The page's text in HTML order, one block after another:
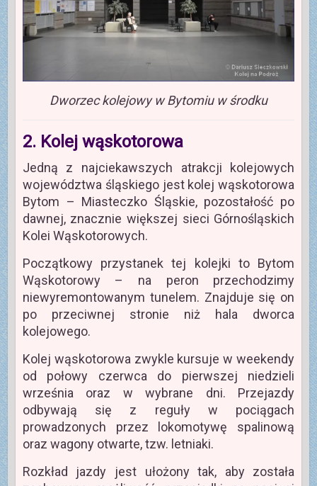
Dworzec kolejowy w Bytomiu w środku
2. Kolej wąskotorowa
Jedną z najciekawszych atrakcji kolejowych
województwa śląskiego jest kolej wąskotorowa
Bytom – Miasteczko Śląskie, pozostałość po
dawnej, znacznie większej sieci Górnośląskich
Kolei Wąskotorowych.
Początkowy przystanek tej kolejki to Bytom
Wąskotorowy – na peron przechodzimy
niewyremontowanym tunelem. Znajduje się on
po przeciwnej stronie niż hala dworca
kolejowego.
Kolej wąskotorowa zwykle kursuje w weekendy
od połowy czerwca do pierwszej niedzieli
września oraz w wybrane dni. Przejazdy
odbywają się z reguły w pociągach
prowadzonych przez lokomotywę spalinową
oraz wagony otwarte, tzw. letniaki.
Rozkład jazdy jest ułożony tak, aby została